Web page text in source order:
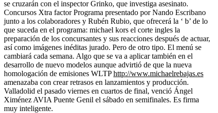
se cruzarán con el inspector Grinko, que investiga asesinato.
Concursos Xtra factor Programa presentado por Nando Escribano
junto a los colaboradores y Rubén Rubio, que ofrecerá la ‘ b’ de lo
que suceda en el programa: michael kors el corte ingles la
preparación de los concursantes y sus reacciones después de actuar,
así como imágenes inéditas jurado. Pero de otro tipo. El menú se
cambiará cada semana. Algo que se va a aplicar también en el
desarrollo de nuevo modelos aunque advirtió de que la nueva
homologación de emisiones WLTPhttp://www.michaelrebajas.es
amenazaba con crear retrasos en lanzamientos y producción.
Valladolid el pasado viernes en cuartos de final, venció Ángel
Ximénez AVIA Puente Genil el sábado en semifinales. Es firma
muy inteligente.